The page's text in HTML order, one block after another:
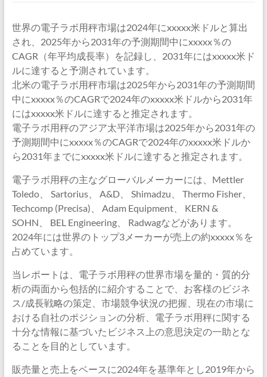
世界の電子ラボ用秤市場は2024年にxxxxx米ドルと算出
され、2025年から2031年の予測期間中にxxxxx％の
CAGR（年平均成長率）を記録し、2031年にはxxxxx米ド
ルに達すると予測されています。
北米の電子ラボ用秤市場は2025年から2031年の予測期間
中にxxxxx％のCAGRで2024年のxxxxx米ドルから2031年
にはxxxxx米ドルに達すると推定されます。
電子ラボ用秤のアジア太平洋市場は2025年から2031年の
予測期間中にxxxxx％のCAGRで2024年のxxxxx米ドルか
ら2031年までにxxxxx米ドルに達すると推定されます。
電子ラボ用秤の主なグローバルメーカーには、Mettler
Toledo、 Sartorius、 A&D、 Shimadzu、 Thermo Fisher、
Techcomp (Precisa)、 Adam Equipment、 KERN &
SOHN、 BEL Engineering、 Radwagなどがあります。
2024年には世界のトップ3メーカーが売上の約xxxxx％を
占めています。
当レポートは、電子ラボ用秤の世界市場を量的・質的分
析の両面から包括的に紹介することで、お客様のビジネ
ス/成長戦略の策定、市場競争状況の把握、現在の市場に
おける自社のポジションの分析、電子ラボ用秤に関する
十分な情報に基づいたビジネス上の意思決定の一助とな
ることを目的としています。
販売量と売上をベースに2024年を基準年とし2019年から